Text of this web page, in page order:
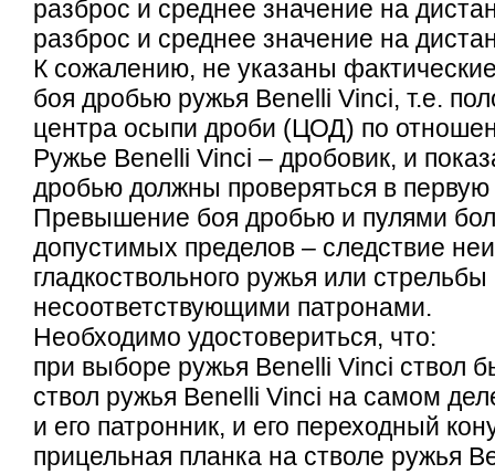
разброс и среднее значение на
разброс и среднее значение на
К сожалению, не указаны
боя дробью ружья Benelli Vinci, т.е.
центра осыпи дроби (ЦОД) по
Ружье Benelli Vinci – дробовик, и
дробью должны проверяться в первую
Превышение боя дробью и пулями
допустимых пределов – следствие
гладкоствольного ружья или стрельбы
несоответствующими патронами.
Необходимо удостовериться, что:
при выборе ружья Benelli Vinci ствол
ствол ружья Benelli Vinci на самом
и его патронник, и его переходный
прицельная планка на стволе ружья